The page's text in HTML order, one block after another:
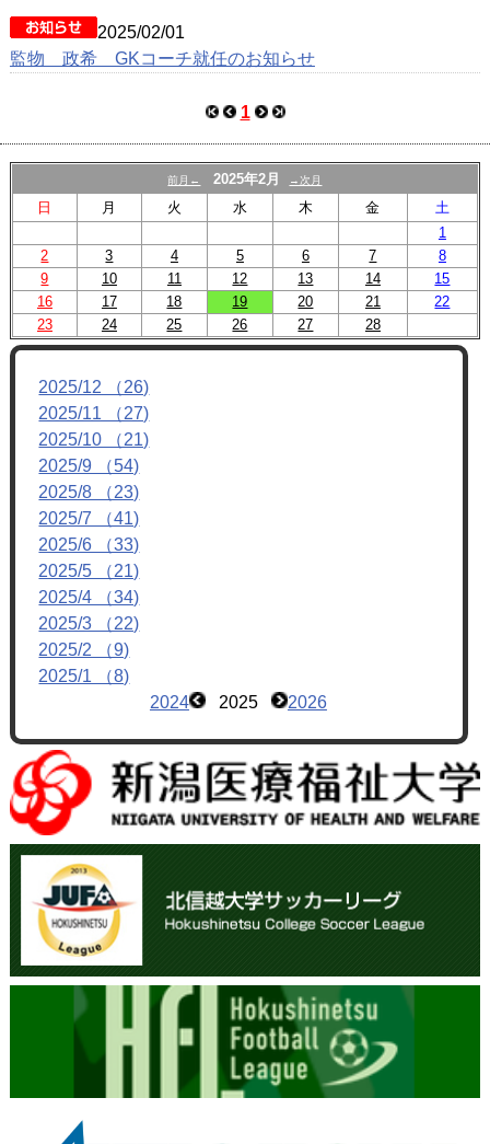
2025/02/01
監物 政希 GKコーチ就任のお知らせ
1
前月← 2025年2月 →次月
日 月 火 水 木 金
土
1
2
3 4 5 6 7
8
9
10 11 12 13 14
15
16
17 18 19 20 21
22
23
24 25 26 27 28
2025/12 （26)
2025/11 （27)
2025/10 （21)
2025/9 （54)
2025/8 （23)
2025/7 （41)
2025/6 （33)
2025/5 （21)
2025/4 （34)
2025/3 （22)
2025/2 （9)
2025/1 （8)
2024
2025 2026